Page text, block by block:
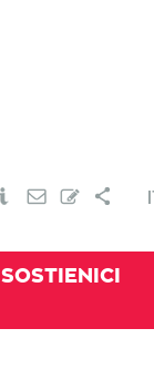
SOSTIENICI